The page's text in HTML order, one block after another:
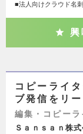
■法人向けクラウド名
興
コピーライ
ブ発信をリ
編集・コピーラ
Ｓａｎｓａｎ株